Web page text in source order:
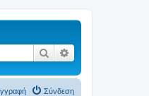
Αναζήτηση
Σύνδεση